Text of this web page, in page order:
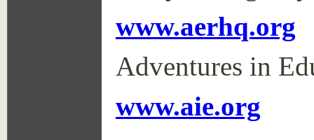
www.aerhq.org
Adventures in
www.aie.org